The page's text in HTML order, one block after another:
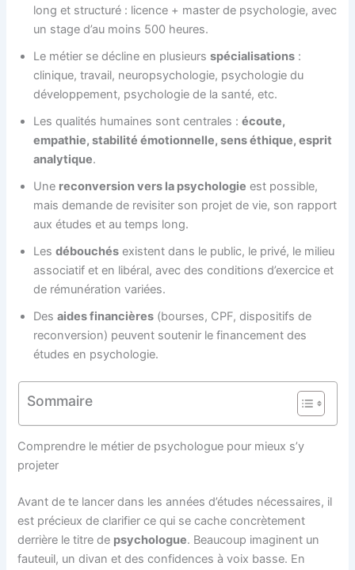
long et structuré : licence + master de psychologie, avec
un stage d’au moins 500 heures.
Le métier se décline en plusieursspécialisations :
clinique, travail, neuropsychologie, psychologie du
développement, psychologie de la santé, etc.
Les qualités humaines sont centrales :écoute,
empathie, stabilité émotionnelle, sens éthique, esprit
analytique.
Une reconversion vers la psychologie est possible,
mais demande de revisiter son projet de vie, son rapport
aux études et au temps long.
Lesdébouchés existent dans le public, le privé, le milieu
associatif et en libéral, avec des conditions d’exercice et
de rémunération variées.
Desaides financières (bourses, CPF, dispositifs de
reconversion) peuvent soutenir le financement des
études en psychologie.
Sommaire
Comprendre le métier de psychologue pour mieux s’y
projeter
Avant de te lancer dans les années d’études nécessaires, il
est précieux de clarifier ce qui se cache concrètement
derrière le titre de psychologue. Beaucoup imaginent un
fauteuil, un divan et des confidences à voix basse. En